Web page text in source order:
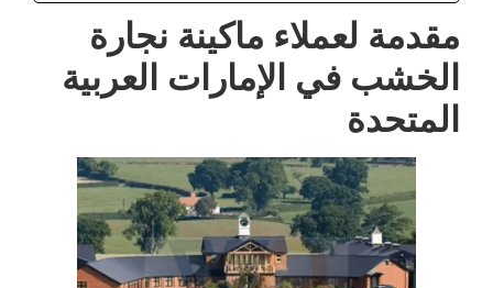
مقدمة لعملاء ماكينة نجارة
الخشب في الإمارات العربية
المتحدة